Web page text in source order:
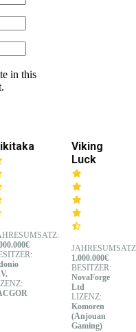
in this
Viking
Luck
1.000.000€
BESITZER:
NovaForge
Ltd
LIZENZ:
Komoren
(Anjouan
Gaming)